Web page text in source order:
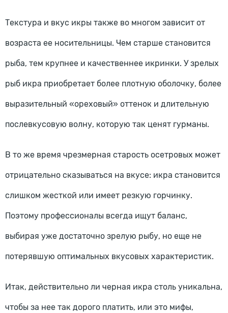
Текстура и вкус икры также во многом зависит от
возраста ее носительницы. Чем старше становится
рыба, тем крупнее и качественнее икринки. У зрелых
рыб икра приобретает более плотную оболочку, более
выразительный «ореховый» оттенок и длительную
послевкусовую волну, которую так ценят гурманы.
В то же время чрезмерная старость осетровых может
отрицательно сказываться на вкусе: икра становится
слишком жесткой или имеет резкую горчинку.
Поэтому профессионалы всегда ищут баланс,
выбирая уже достаточно зрелую рыбу, но еще не
потерявшую оптимальных вкусовых характеристик.
Итак, действительно ли черная икра столь уникальна,
чтобы за нее так дорого платить, или это мифы,